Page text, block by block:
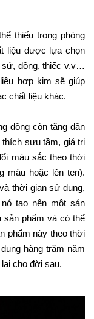
thiếu trong phòng
liệu được lựa chọn
sứ, đồng, thiếc v.v…
hợp kim sẽ giúp
chất liệu khác.
đồng còn tăng dần
sưu tầm, giá trị
màu sắc theo thời
màu hoặc lên ten).
thời gian sử dụng,
tạo nên một sản
phẩm và có thể
phẩm này theo thời
hàng trăm năm
cho đời sau.